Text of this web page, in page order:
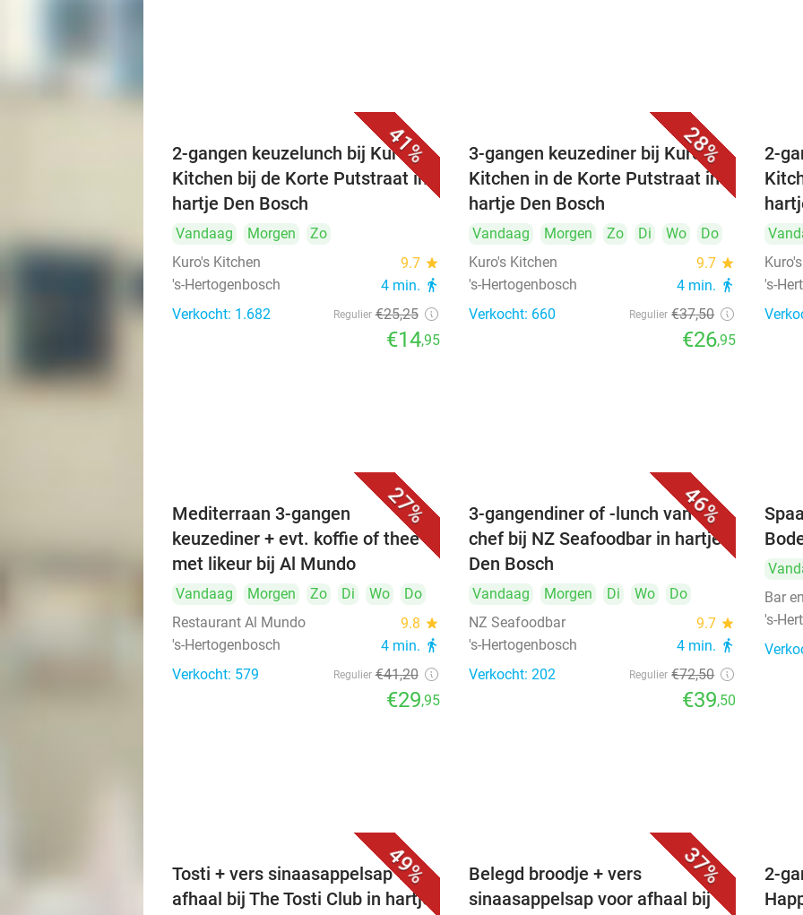
41%
2-gangen keuzelunch bij Kuro's
Kitchen bij de Korte Putstraat in
hartje Den Bosch
Vandaag Morgen
Zo
Kuro's Kitchen
9.7 star
's-Hertogenbosch 4 min. directions_walk
Verkocht: 1.682 Regulier €25,25
€14,95
28%
3-gangen keuzediner bij Kuro's
Kitchen in de Korte Putstraat in
hartje Den Bosch
Vandaag Morgen Zo Di Wo
Do
Kuro's Kitchen
9.7 star
's-Hertogenbosch 4 min. directions_walk
Verkocht: 660 Regulier €37,50
€26,95
2-
's-
27%
Mediterraan 3-gangen
keuzediner + evt. koffie of thee
met likeur bij Al Mundo
Vandaag Morgen Zo Di Wo
Do
Restaurant Al Mundo
9.8 star
's-Hertogenbosch 4 min. directions_walk
Verkocht: 579 Regulier €41,20
€29,95
46%
3-gangendiner of -lunch van de
chef bij NZ Seafoodbar in hartje
Den Bosch
Vandaag Morgen Di Wo
Do
NZ Seafoodbar
9.7 star
's-Hertogenbosch 4 min. directions_walk
Verkocht: 202 Regulier €72,50
€39,50
Bar
's-
49%
Tosti + vers sinaasappelsap voor
afhaal bij The Tosti Club in hartje
37%
Belegd broodje + vers
sinaasappelsap voor afhaal bij
2-